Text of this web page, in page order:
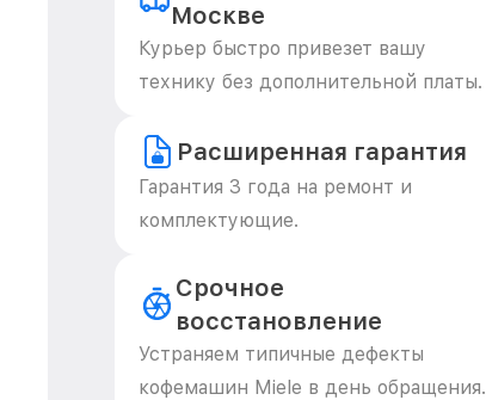
Москве
Курьер быстро привезет вашу
технику без дополнительной платы.
Расширенная гарантия
Гарантия 3 года на ремонт и
комплектующие.
Срочное
восстановление
Устраняем типичные дефекты
кофемашин Miele в день обращения.